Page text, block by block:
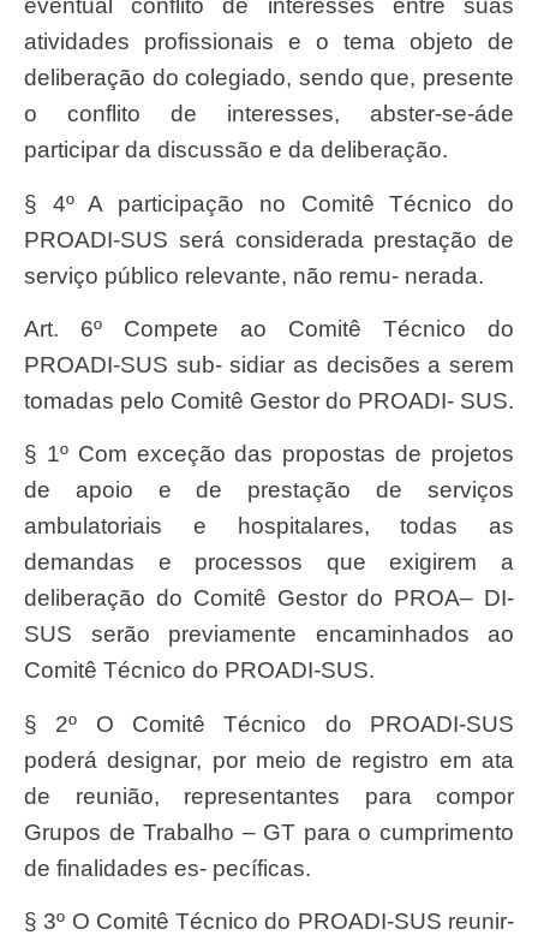
eventual conflito de interesses entre suas
atividades profissionais e o tema objeto de
deliberação do colegiado, sendo que, presente
o conflito de interesses, abster-se-áde
participar da discussão e da deliberação.
§ 4º A participa ção no Comitê Técnico do
PROADI-SUS será considerada prestação de
serviço público relevante, não remu- nerada.
Art. 6º Compete ao Comitê Técnico do
PROADI-SUS sub- sidiar as decisões a serem
tomadas pelo Comitê Gestor do PROADI- SUS.
§ 1º Com exce ção das propostas de projetos
de apoio e de prestação de serviços
ambulatoriais e hospitalares, todas as
demandas e processos que exigirem a
deliberação do Comitê Gestor do PROA– DI-
SUS serão previamente encaminhados ao
Comitê Técnico do PROADI-SUS.
§ 2º O Comitê Técnico do PROADI-SUS
poderá designar, por meio de registro em ata
de reunião, representantes para compor
Grupos de Trabalho – GT para o cumprimento
de finalidades es- pecíficas.
§ 3º O Comitê Técnico do PROADI-SUS reunir-